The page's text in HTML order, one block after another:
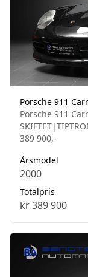
Porsche 911
Porsche 911
389 900,-
Årsmodel
2000
Totalpris
kr 389 900